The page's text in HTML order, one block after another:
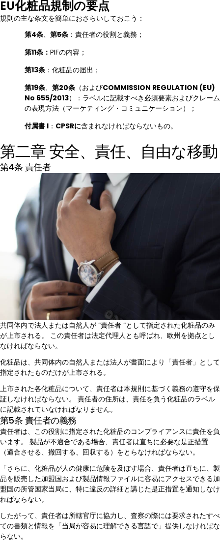
EU化粧品規制の要点
規則の主な条文を簡単におさらいしておこう：
第4条、 第5条 ：責任者の役割と義務；
第11条： PIFの内容；
第13条 ：化粧品の届出；
第19条、 第20条 （およびCOMMISSION REGULATION (EU)
No 655/2013）：ラベルに記載すべき必須要素およびクレーム
の表現方法（マーケティング・コミュニケーション）；
付属書 I ： CPSRに含まれなければならないもの。
第二章 安全、責任、自由な移動
第4条 責任者
共同体内で法人または自然人が “責任者 “として指定された化粧品のみ
が上市される。 この責任者は法定代理人とも呼ばれ、欧州を拠点とし
なければならない。
化粧品は、共同体内の自然人または法人が書面により「責任者」として
指定されたものだけが上市される。
上市された各化粧品について、責任者は本規則に基づく義務の遵守を保
証しなければならない。 責任者の住所は、責任を負う化粧品のラベル
に記載されていなければなりません。
第5条 責任者の義務
責任者は、この役割に指定された化粧品のコンプライアンスに責任を負
います。 製品が不適合である場合、責任者は直ちに必要な是正措置
（適合させる、撤回する、回収する）をとらなければならない。
「さらに、化粧品が人の健康に危険を及ぼす場合、責任者は直ちに、製
品を販売した加盟国および製品情報ファイルに容易にアクセスできる加
盟国の所管国家当局に、特に違反の詳細と講じた是正措置を通知しなけ
ればならない。
したがって、責任者は所轄官庁に協力し、査察の際には要求されたすべ
ての書類と情報を「当局が容易に理解できる言語で」提供しなければな
らない。